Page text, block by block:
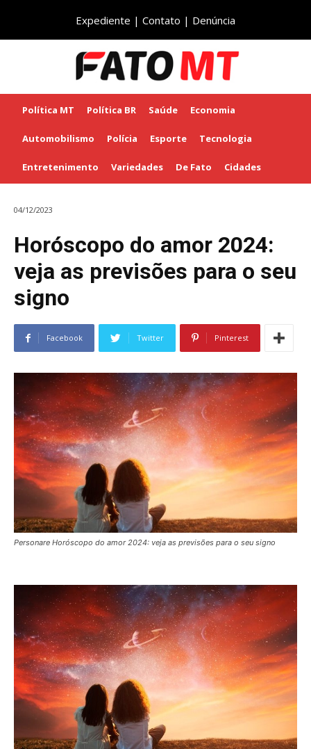
Expediente | Contato | Denúncia
Política MT Política BR Saúde Economia
Automobilismo Polícia Esporte Tecnologia
Entretenimento Variedades De Fato Cidades
04/12/2023
Horóscopo do amor 2024:
veja as previsões para o seu
signo
Facebook Twitter Pinterest
Personare Horóscopo do amor 2024: veja as previsões para o seu signo